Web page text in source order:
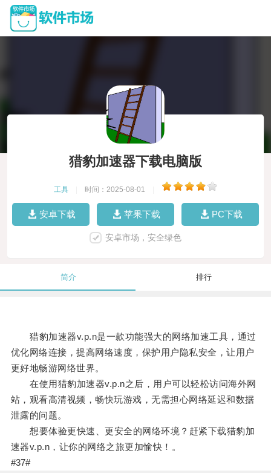
猎豹加速器下载电脑版
工具 时间：2025-08-01
安卓下载 苹果下载 PC下载
安卓市场，安全绿色
简介 排行
猎豹加速器v.p.n是一款功能强大的网络加速工具，通过
优化网络连接，提高网络速度，保护用户隐私安全，让用户
更好地畅游网络世界。
在使用猎豹加速器v.p.n之后，用户可以轻松访问海外网
站，观看高清视频，畅快玩游戏，无需担心网络延迟和数据
泄露的问题。
想要体验更快速、更安全的网络环境？赶紧下载猎豹加
速器v.p.n，让你的网络之旅更加愉快！。
#37#